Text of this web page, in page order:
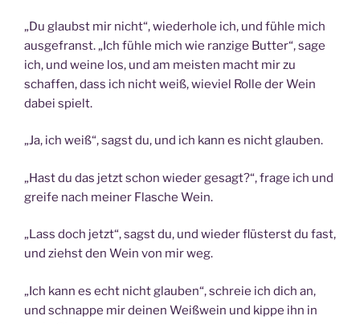
„Du glaubst mir nicht“, wiederhole ich, und fühle mich
ausgefranst. „Ich fühle mich wie ranzige Butter“, sage
ich, und weine los, und am meisten macht mir zu
schaffen, dass ich nicht weiß, wieviel Rolle der Wein
dabei spielt.
„Ja, ich weiß“, sagst du, und ich kann es nicht glauben.
„Hast du das jetzt schon wieder gesagt?“, frage ich und
greife nach meiner Flasche Wein.
„Lass doch jetzt“, sagst du, und wieder flüsterst du fast,
und ziehst den Wein von mir weg.
„Ich kann es echt nicht glauben“, schreie ich dich an,
und schnappe mir deinen Weißwein und kippe ihn in